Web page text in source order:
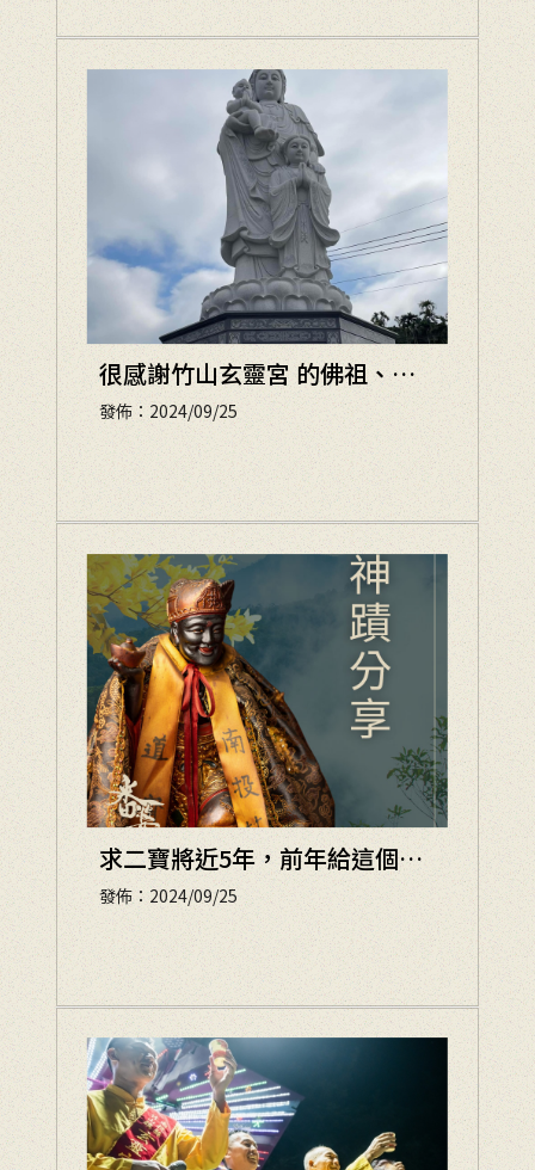
很感謝竹山玄靈宮 的佛祖、師
父幫忙
發佈：2024/09/25
求二寶將近5年，前年給這個濟
公看一下也懷孕了
發佈：2024/09/25